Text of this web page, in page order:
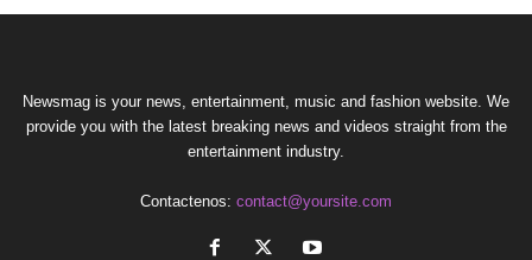
Newsmag is your news, entertainment, music and fashion website. We
provide you with the latest breaking news and videos straight from the
entertainment industry.
Contactenos: contact@yoursite.com